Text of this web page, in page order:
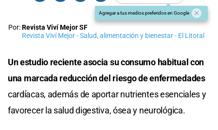
Agregar a tus medios preferidos en Google
Por:Revista Viví Mejor SF
Revista Viví Mejor - Salud, alimentación y bienestar - El Litoral
Un estudio reciente asocia su consumo habitual con
una marcada reducción del riesgo de enfermedades
cardíacas, además de aportar nutrientes esenciales y
favorecer la salud digestiva, ósea y neurológica.